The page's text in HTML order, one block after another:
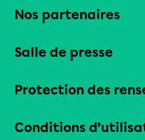
Nos partenaires
Salle de presse
Protection des
Conditions